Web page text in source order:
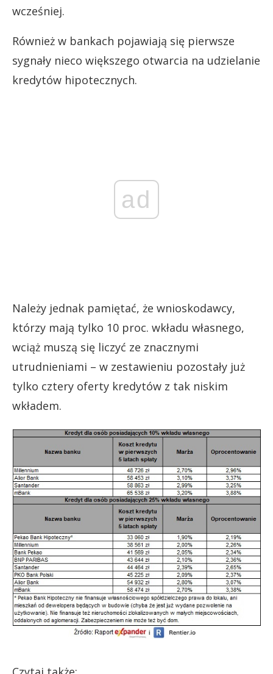
wcześniej.
Również w bankach pojawiają się pierwsze
sygnały nieco większego otwarcia na udzielanie
kredytów hipotecznych.
ad
Należy jednak pamiętać, że wnioskodawcy,
którzy mają tylko 10 proc. wkładu własnego,
wciąż muszą się liczyć ze znacznymi
utrudnieniami – w zestawieniu pozostały już
tylko cztery oferty kredytów z tak niskim
wkładem.